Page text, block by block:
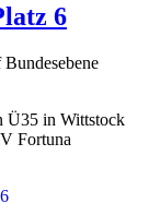
6
Ü35 in Wittstock
Fortuna